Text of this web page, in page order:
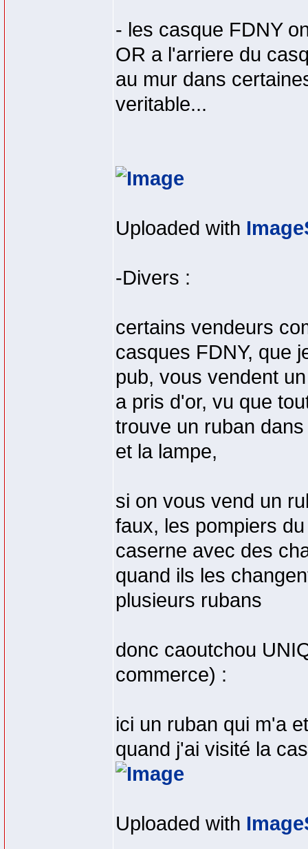
- les casque FDNY
OR a l'arriere du
au mur dans
veritable...
Uploaded with
-Divers :
certains vendeurs
casques FDNY, que
pub, vous vendent
a pris d'or, vu que
trouve un ruban
et la lampe,
si on vous vend un
faux, les pompiers
caserne avec des
quand ils les
plusieurs rubans
donc caoutchou
commerce) :
ici un ruban qui m'a
quand j'ai visité la
Uploaded with